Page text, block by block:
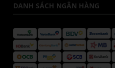
DANH SÁCH NGÂN HÀNG